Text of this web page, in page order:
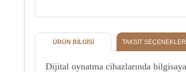
ÜRÜN BILGISI TAKSIT SEÇENEKLERI
Dijital oynatma cihazlarında